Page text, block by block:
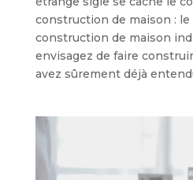
construction de maison : le
construction de maison
envisagez de faire
avez sûrement déjà